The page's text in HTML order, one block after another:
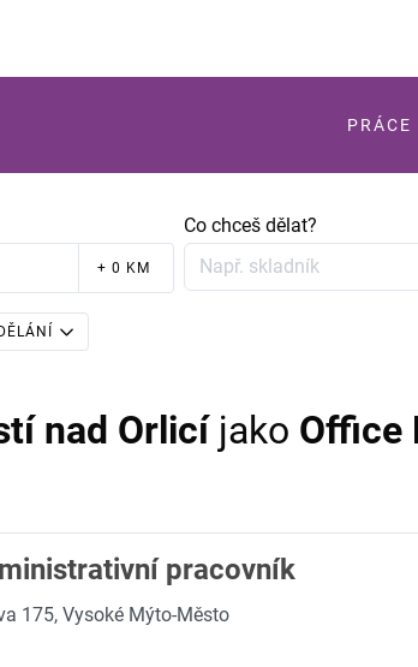
PRÁCE
+ 0 KM
Co chceš dělat?
nad Orlicíjako Office
pracovník
175, Vysoké Mýto-Město